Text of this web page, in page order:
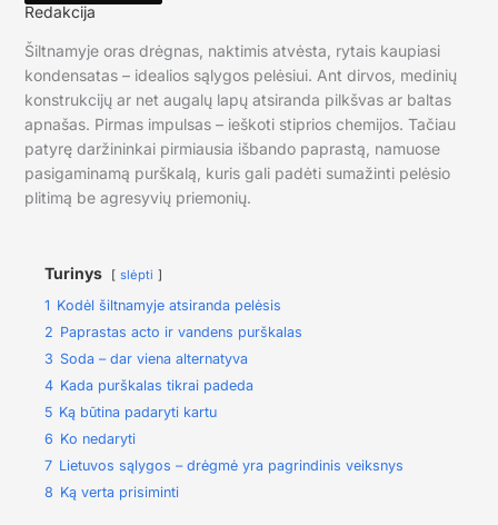
Redakcija
Šiltnamyje oras drėgnas, naktimis atvėsta, rytais kaupiasi
kondensatas – idealios sąlygos pelėsiui. Ant dirvos, medinių
konstrukcijų ar net augalų lapų atsiranda pilkšvas ar baltas
apnašas. Pirmas impulsas – ieškoti stiprios chemijos. Tačiau
patyrę daržininkai pirmiausia išbando paprastą, namuose
pasigaminamą purškalą, kuris gali padėti sumažinti pelėsio
plitimą be agresyvių priemonių.
Turinys slėpti
1 Kodėl šiltnamyje atsiranda pelėsis
2 Paprastas acto ir vandens purškalas
3 Soda – dar viena alternatyva
4 Kada purškalas tikrai padeda
5 Ką būtina padaryti kartu
6 Ko nedaryti
7 Lietuvos sąlygos – drėgmė yra pagrindinis veiksnys
8 Ką verta prisiminti